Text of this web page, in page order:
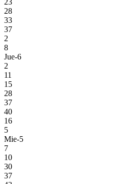
28
33
37
2
8
Jue-6
2
11
15
28
37
40
16
5
Mie-5
7
10
30
37